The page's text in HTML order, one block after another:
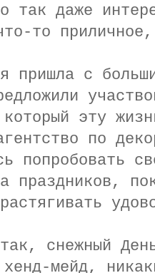
так даже
то
пришла с
эту
по
попробовать
праздников,
растягивать
снежный
мейд,